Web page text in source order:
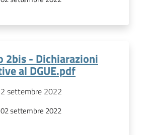
2bis - Dichiarazioni
al DGUE.pdf
settembre 2022
02 settembre 2022